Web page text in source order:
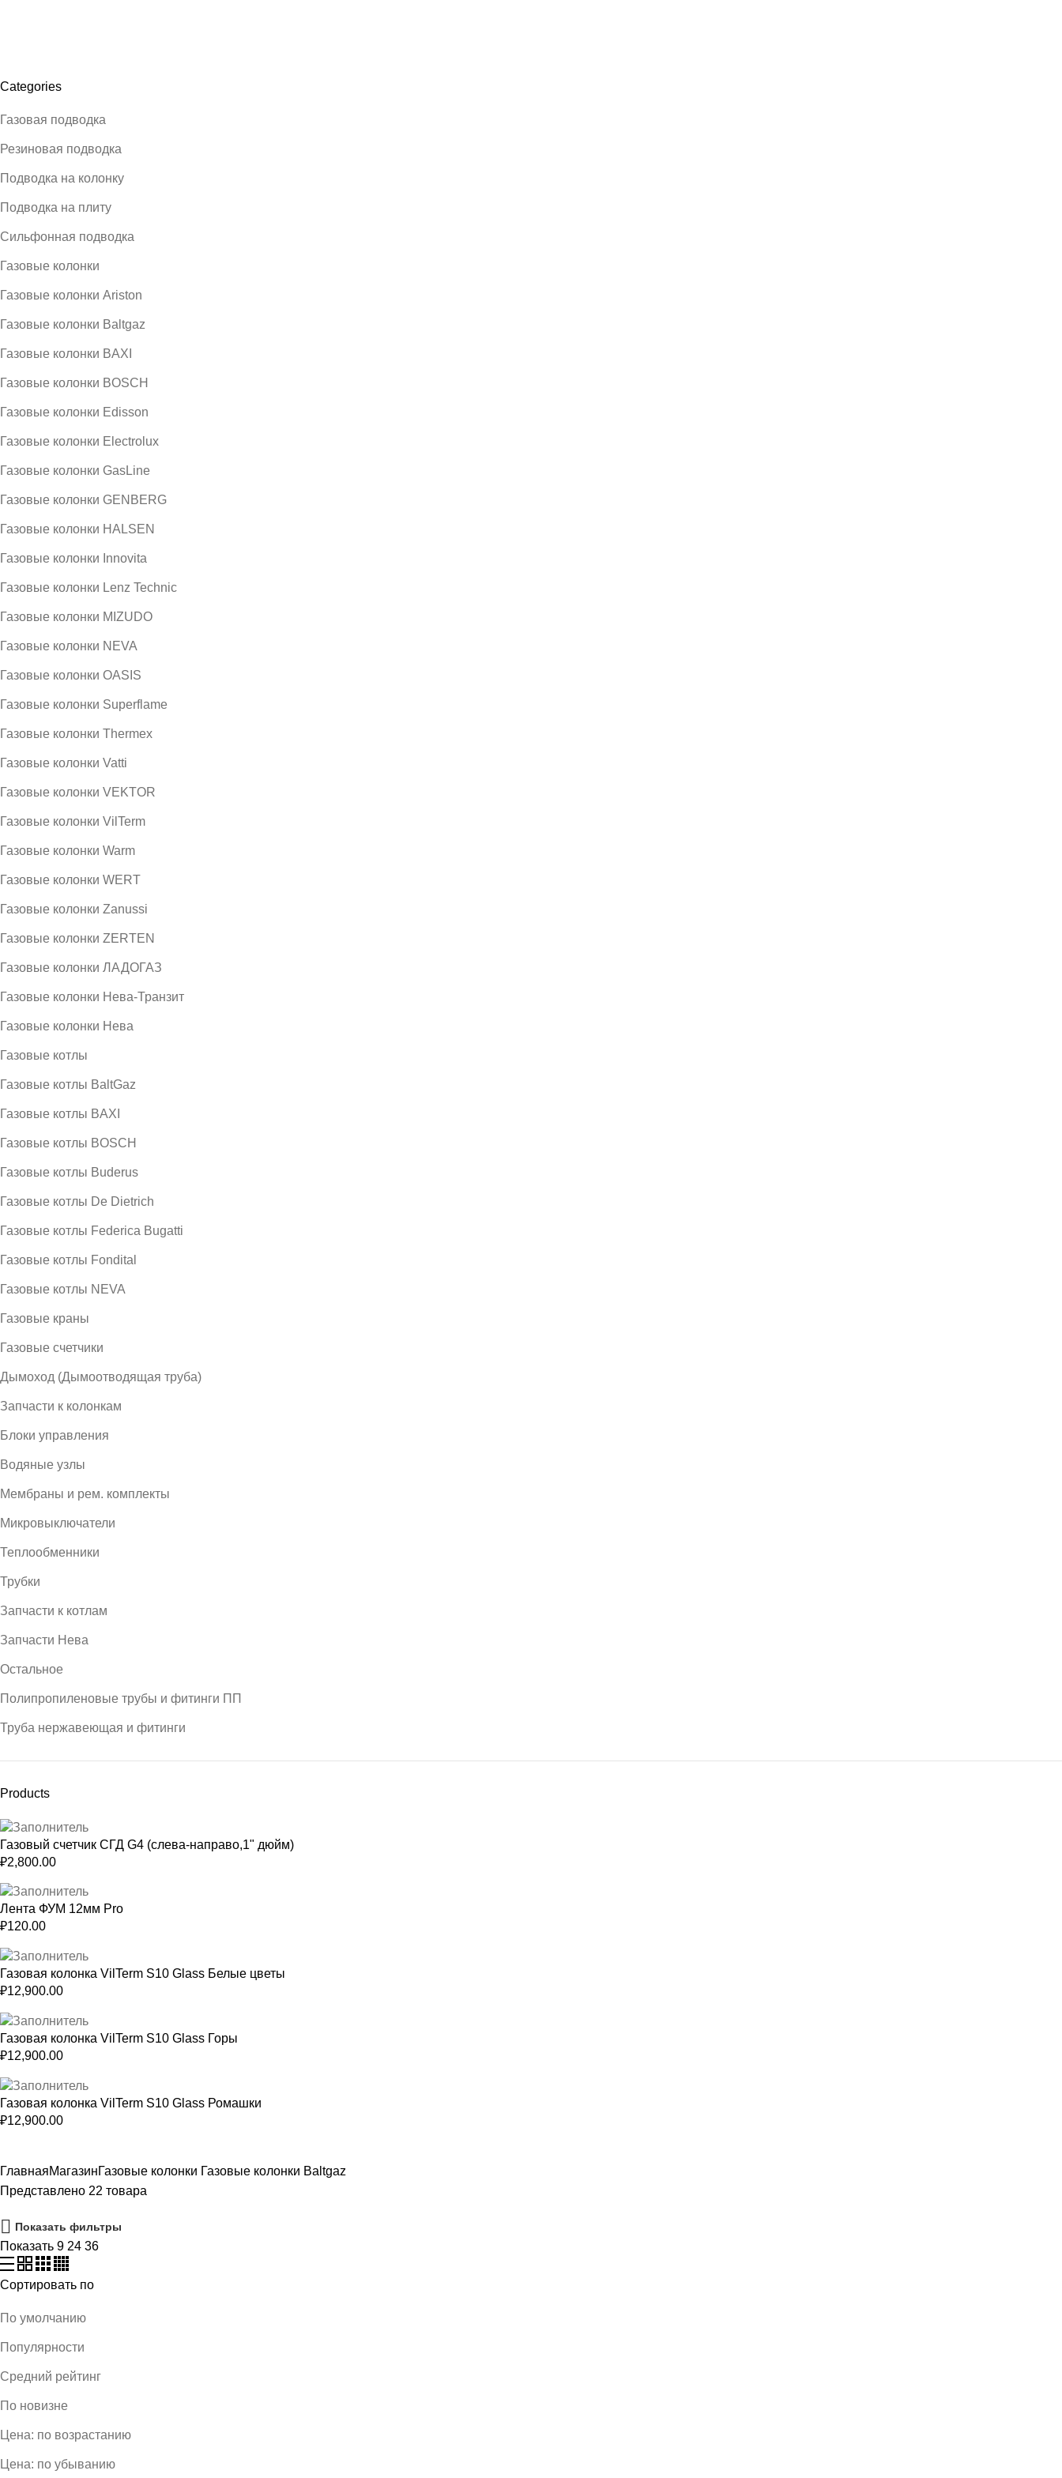
Categories
Газовая подводка
Резиновая подводка
Подводка на колонку
Подводка на плиту
Сильфонная подводка
Газовые колонки
Газовые колонки Ariston
Газовые колонки Baltgaz
Газовые колонки BAXI
Газовые колонки BOSCH
Газовые колонки Edisson
Газовые колонки Electrolux
Газовые колонки GasLine
Газовые колонки GENBERG
Газовые колонки HALSEN
Газовые колонки Innovita
Газовые колонки Lenz Technic
Газовые колонки MIZUDO
Газовые колонки NEVA
Газовые колонки OASIS
Газовые колонки Superflame
Газовые колонки Thermex
Газовые колонки Vatti
Газовые колонки VEKTOR
Газовые колонки VilTerm
Газовые колонки Warm
Газовые колонки WERT
Газовые колонки Zanussi
Газовые колонки ZERTEN
Газовые колонки ЛАДОГАЗ
Газовые колонки Нева-Транзит
Газовые колонки Нева
Газовые котлы
Газовые котлы BaltGaz
Газовые котлы BAXI
Газовые котлы BOSCH
Газовые котлы Buderus
Газовые котлы De Dietrich
Газовые котлы Federica Bugatti
Газовые котлы Fondital
Газовые котлы NEVA
Газовые краны
Газовые счетчики
Дымоход (Дымоотводящая труба)
Запчасти к колонкам
Блоки управления
Водяные узлы
Мембраны и рем. комплекты
Микровыключатели
Теплообменники
Трубки
Запчасти к котлам
Запчасти Нева
Остальное
Полипропиленовые трубы и фитинги ПП
Труба нержавеющая и фитинги
Products
Газовый счетчик СГД G4 (слева-направо,1" дюйм)
₽2,800.00
Лента ФУМ 12мм Pro
₽120.00
Газовая колонка VilTerm S10 Glass Белые цветы
₽12,900.00
Газовая колонка VilTerm S10 Glass Горы
₽12,900.00
Газовая колонка VilTerm S10 Glass Ромашки
₽12,900.00
ГлавнаяМагазинГазовые колонки Газовые колонки Baltgaz
Представлено 22 товара
Показать фильтры
Показать 9 24 36
Сортировать по
По умолчанию
Популярности
Средний рейтинг
По новизне
Цена: по возрастанию
Цена: по убыванию